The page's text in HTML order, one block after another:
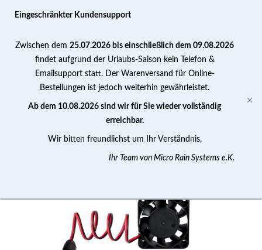
Lüfter / Ventilatoren
Eingeschränkter Kundensupport
Zwischen dem 25.07.2026 bis einschließlich dem 09.08.2026
findet aufgrund der Urlaubs-Saison kein Telefon &
Emailsupport statt. Der Warenversand für Online-
Bestellungen ist jedoch weiterhin gewährleistet.
Ab dem 10.08.2026 sind wir für Sie wieder vollständig
erreichbar.
Wir bitten freundlichst um Ihr Verständnis,
Ihr Team von Micro Rain Systems e.K.